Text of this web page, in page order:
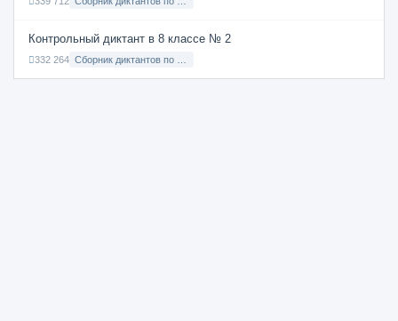
Контрольный диктант в 8 классе № 2
332 264